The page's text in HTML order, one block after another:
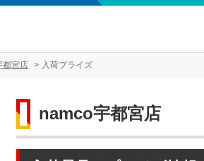
都宮店 入荷プライズ
namco宇都宮店